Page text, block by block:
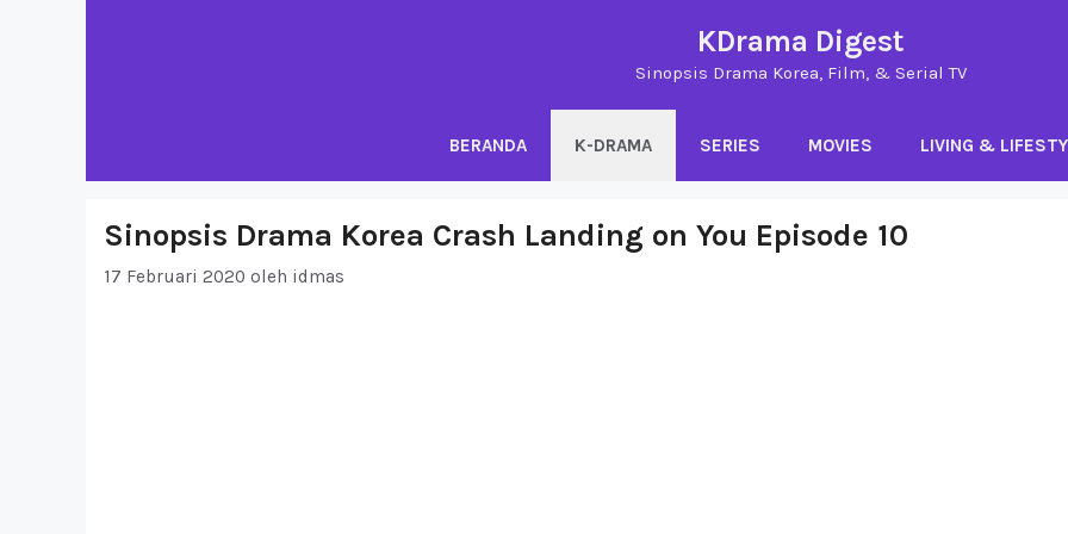
KDrama Digest
Sinopsis Drama Korea, Film, & Serial TV
BERANDA K-DRAMA SERIES MOVIES LIVING &
Sinopsis Drama Korea Crash Landing on You Episode 10
17 Februari 2020 oleh idmas